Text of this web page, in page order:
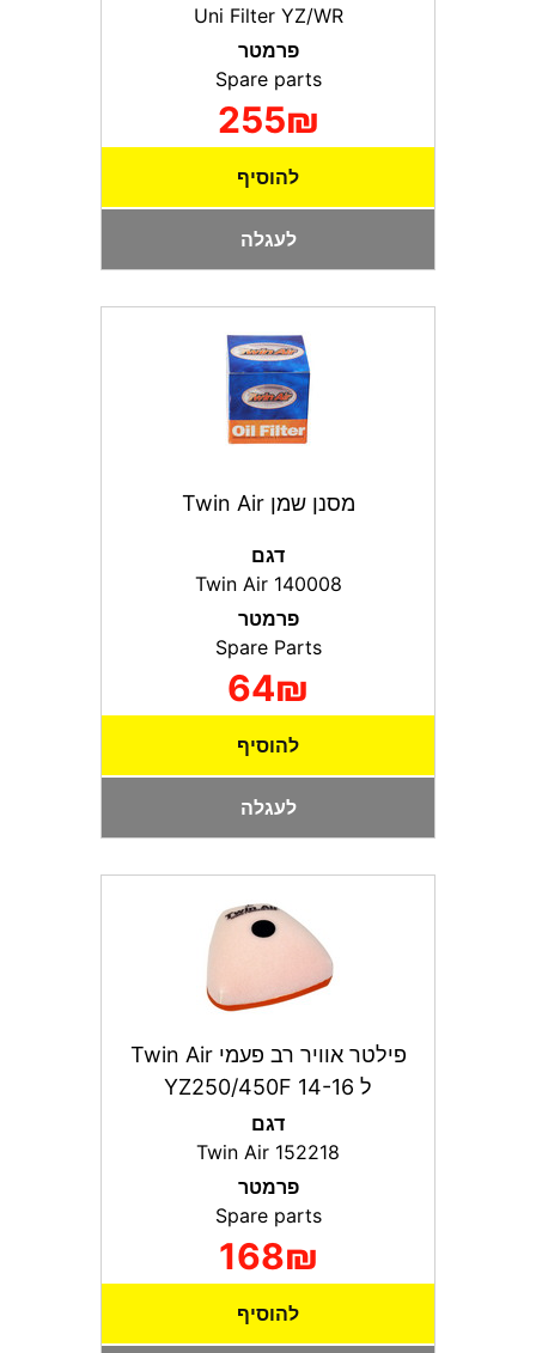
Uni Filter YZ/WR
פרמטר
Spare parts
255₪
להוסיף
לעגלה
מסנן שמן Twin Air
דגם
פרמטר
Spare Parts
64₪
להוסיף
לעגלה
פילטר אוויר רב פעמי Twin Air
ל YZ250/450F 14-16
דגם
Twin Air 152218
פרמטר
Spare parts
168₪
להוסיף